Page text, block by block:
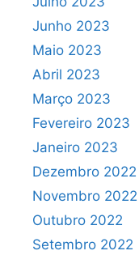
Junho 2023
Maio 2023
Abril 2023
Março 2023
Fevereiro 2023
Janeiro 2023
Dezembro 2022
Novembro 2022
Outubro 2022
Setembro 2022